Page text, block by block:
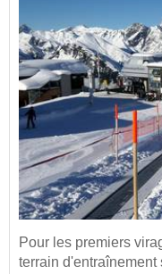
Pour les premiers
terrain